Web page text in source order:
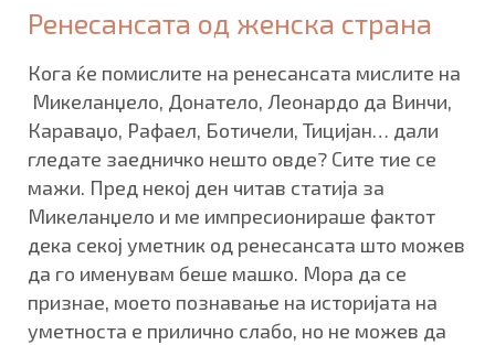
Ренесансата од женска страна
Кога ќе помислите на ренесансата мислите на
Микеланџело, Донатело, Леонардо да Винчи,
Караваџо, Рафаел, Ботичели, Тицијан… дали
гледате заедничко нешто овде? Сите тие се
мажи. Пред некој ден читав статија за
Микеланџело и ме импресионираше фактот
дека секој уметник од ренесансата што можев
да го именувам беше машко. Мора да се
признае, моето познавање на историјата на
уметноста е прилично слабо, но не можев да